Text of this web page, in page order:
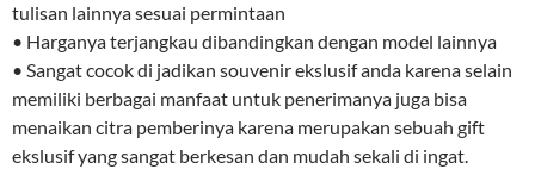
tulisan lainnya sesuai permintaan
• Harganya terjangkau dibandingkan dengan model lainnya
• Sangat cocok di jadikan souvenir ekslusif anda karena selain
memiliki berbagai manfaat untuk penerimanya juga bisa
menaikan citra pemberinya karena merupakan sebuah gift
ekslusif yang sangat berkesan dan mudah sekali di ingat.